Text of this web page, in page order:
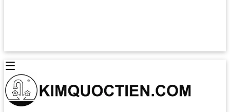
Lò Nướng Hafele
Máy Hút Khử Mùi Classic
Thiết Bị Vệ Sinh TOTO